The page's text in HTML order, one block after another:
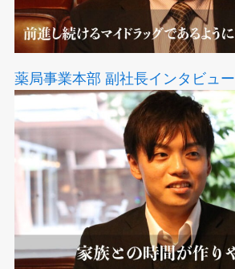
薬局事業本部 副社長インタビュー